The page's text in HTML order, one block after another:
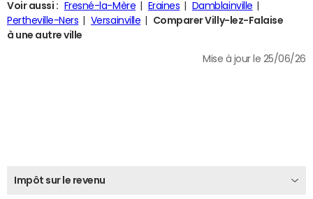
Voir aussi : Fresné-la-Mère Eraines
Damblainville
Pertheville-Ners
Versainville
Comparer Villy-lez-Falaise
à une autre ville
Mise à jour le 25/06/26
Impôt sur le revenu